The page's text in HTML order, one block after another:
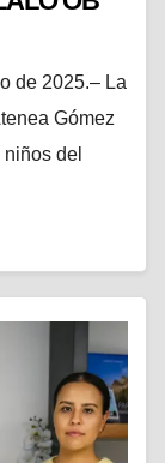
de 2025.– La
Gómez
del